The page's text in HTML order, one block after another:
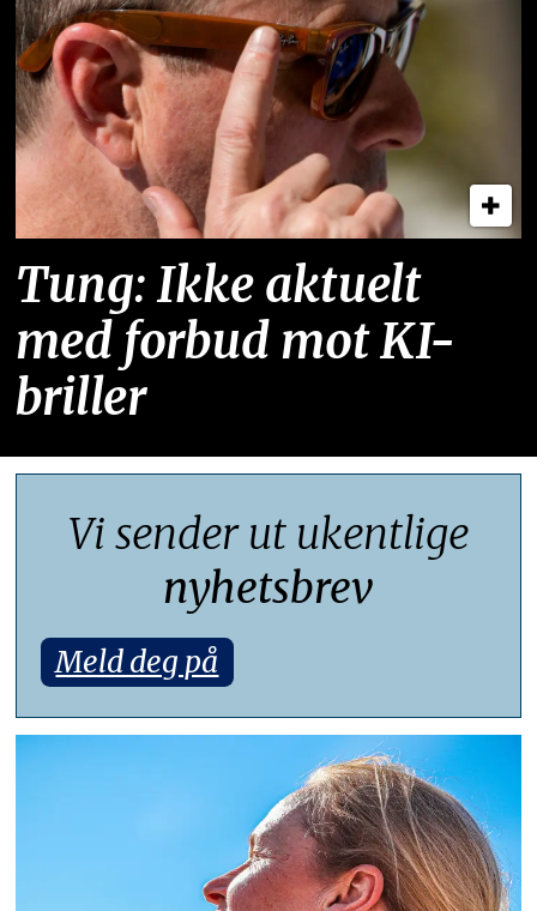
Tung: Ikke aktuelt
med forbud mot KI-
briller
Vi sender ut ukentlige
nyhetsbrev
Meld deg på